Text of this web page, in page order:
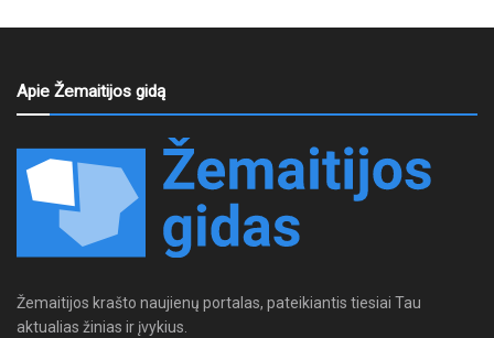
Apie Žemaitijos gidą
Žemaitijos krašto naujienų portalas, pateikiantis tiesiai Tau
aktualias žinias ir įvykius.